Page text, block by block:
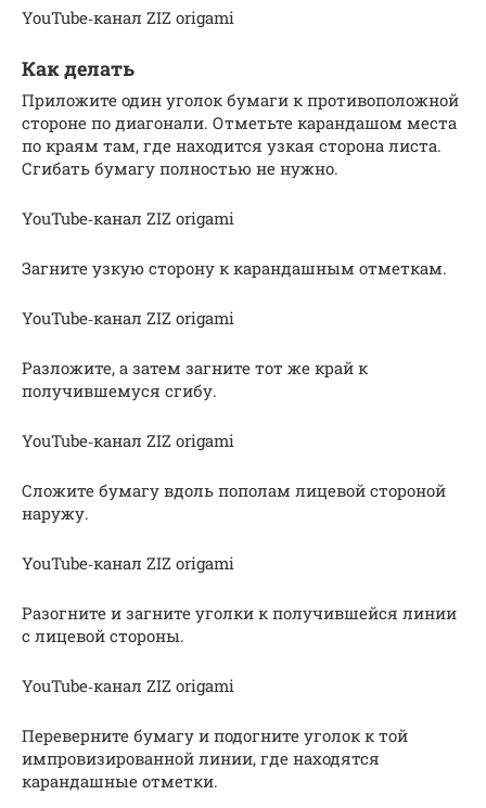
YouTube‑канал ZIZ origami
Как делать
Приложите один уголок бумаги к противоположной
стороне по диагонали. Отметьте карандашом места
по краям там, где находится узкая сторона листа.
Сгибать бумагу полностью не нужно.
YouTube‑канал ZIZ origami
Загните узкую сторону к карандашным отметкам.
YouTube‑канал ZIZ origami
Разложите, а затем загните тот же край к
получившемуся сгибу.
YouTube‑канал ZIZ origami
Сложите бумагу вдоль пополам лицевой стороной
наружу.
YouTube‑канал ZIZ origami
Разогните и загните уголки к получившейся линии
с лицевой стороны.
YouTube‑канал ZIZ origami
Переверните бумагу и подогните уголок к той
импровизированной линии, где находятся
карандашные отметки.